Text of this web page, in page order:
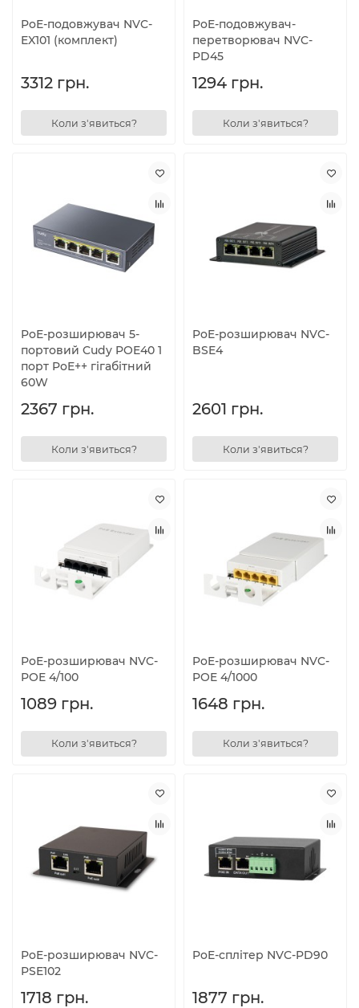
PoE-подовжувач NVC-
EX101 (комплект)
3312 грн.
Коли з'явиться?
PoE-подовжувач-
перетворювач NVC-
PD45
1294 грн.
Коли з'явиться?
PoE-розширювач 5-
портовий Cudy POE40 1
порт PoE++ гігабітний
60W
2367 грн.
Коли з'явиться?
PoE-розширювач NVC-
BSE4
2601 грн.
Коли з'явиться?
PoE-розширювач NVC-
POE 4/100
1089 грн.
Коли з'явиться?
PoE-розширювач NVC-
POE 4/1000
1648 грн.
Коли з'явиться?
PoE-розширювач NVC-
PSE102
1718 грн.
PoE-сплітер NVC-PD90
1877 грн.